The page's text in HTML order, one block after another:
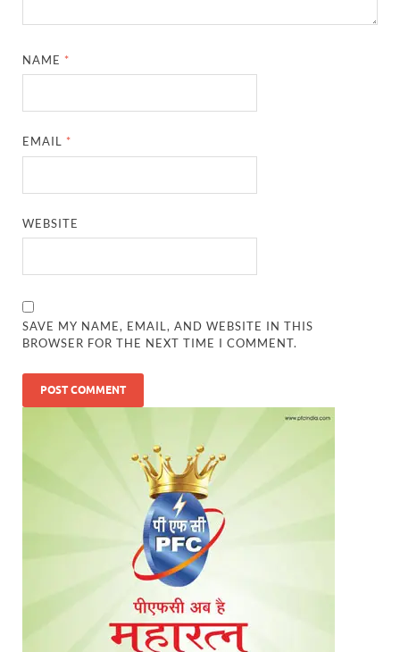
NAME *
EMAIL *
WEBSITE
SAVE MY NAME, EMAIL, AND WEBSITE IN THIS
BROWSER FOR THE NEXT TIME I COMMENT.